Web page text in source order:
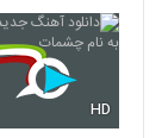
5365
HD